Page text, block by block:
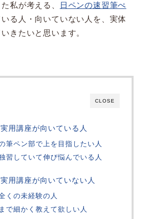
私が考える、
日ペンの速習筆ぺ
る人・向いていない人を、実体
きたいと思います。
CLOSE
用講座が向いている人
筆ペン部で上を目指したい人
習していて伸び悩んでいる人
用講座が向いていない人
くの未経験の人
で細かく教えて欲しい人